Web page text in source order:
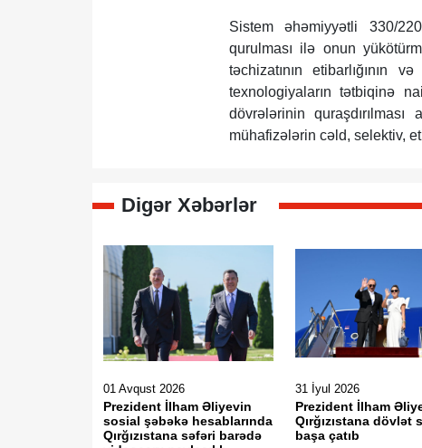
Sistem əhəmiyyətli 330/
qurulması ilə onun
təchizatının etibarlığının
texnologiyaların tətbiqinə
dövrələrinin quraşdırılması
mühafizələrin cəld, selektiv,
Digər Xəbərlər
01 Avqust 2026
Prezident İlham Əliyevin
sosial şəbəkə hesablarında
Qırğızıstana səfəri barədə
31 İyul 2026
Prezident İlham
Qırğızıstana dövlət
başa çatıb